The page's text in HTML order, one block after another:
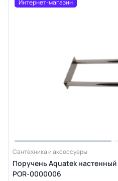
Интернет-магазин
Сантехника и аксессуары
Поручень Aquatek
POR-0000006